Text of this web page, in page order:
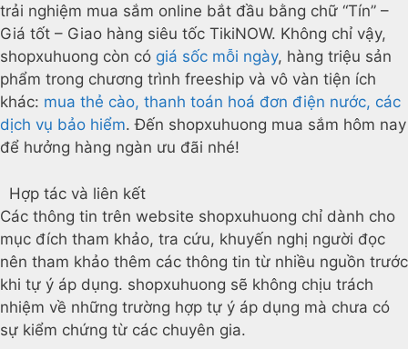
trải nghiệm mua sắm online bắt đầu bằng chữ “Tín” –
Giá tốt – Giao hàng siêu tốc TikiNOW. Không chỉ vậy,
shopxuhuong còn có giá sốc mỗi ngày, hàng triệu sản
phẩm trong chương trình freeship và vô vàn tiện ích
khác: mua thẻ cào, thanh toán hoá đơn điện nước, các
dịch vụ bảo hiểm. Đến shopxuhuong mua sắm hôm nay
để hưởng hàng ngàn ưu đãi nhé!
Hợp tác và liên kết
Các thông tin trên website shopxuhuong chỉ dành cho
mục đích tham khảo, tra cứu, khuyến nghị người đọc
nên tham khảo thêm các thông tin từ nhiều nguồn trước
khi tự ý áp dụng. shopxuhuong sẽ không chịu trách
nhiệm về những trường hợp tự ý áp dụng mà chưa có
sự kiểm chứng từ các chuyên gia.